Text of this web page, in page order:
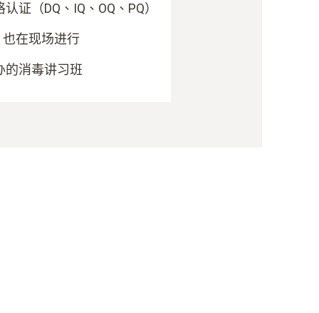
证（DQ、IQ、OQ、PQ）
在现场进行
的消毒讲习班